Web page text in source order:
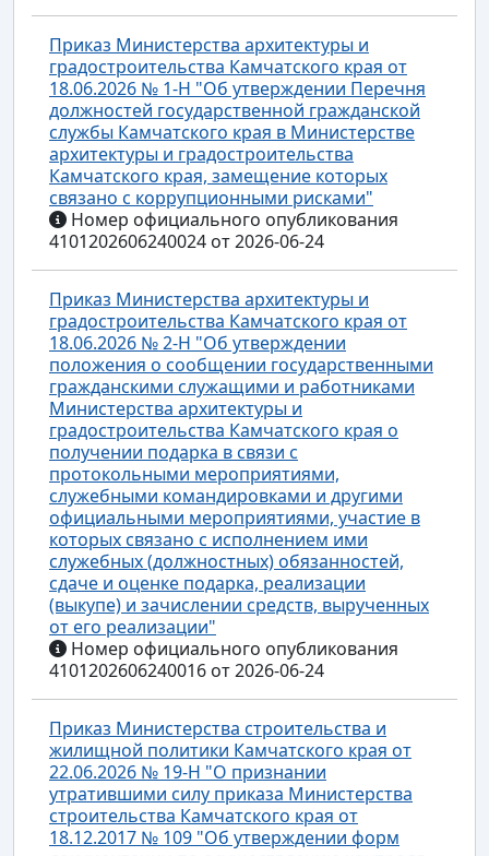
Приказ Министерства архитектуры и
градостроительства Камчатского края от
18.06.2026 № 1-Н "Об утверждении Перечня
должностей государственной гражданской
службы Камчатского края в Министерстве
архитектуры и градостроительства
Камчатского края, замещение которых
связано с коррупционными рисками"
Номер официального опубликования
4101202606240024 от 2026-06-24
Приказ Министерства архитектуры и
градостроительства Камчатского края от
18.06.2026 № 2-Н "Об утверждении
положения о сообщении государственными
гражданскими служащими и работниками
Министерства архитектуры и
градостроительства Камчатского края о
получении подарка в связи с
протокольными мероприятиями,
служебными командировками и другими
официальными мероприятиями, участие в
которых связано с исполнением ими
служебных (должностных) обязанностей,
сдаче и оценке подарка, реализации
(выкупе) и зачислении средств, вырученных
от его реализации"
Номер официального опубликования
4101202606240016 от 2026-06-24
Приказ Министерства строительства и
жилищной политики Камчатского края от
22.06.2026 № 19-Н "О признании
утратившими силу приказа Министерства
строительства Камчатского края от
18.12.2017 № 109 "Об утверждении форм